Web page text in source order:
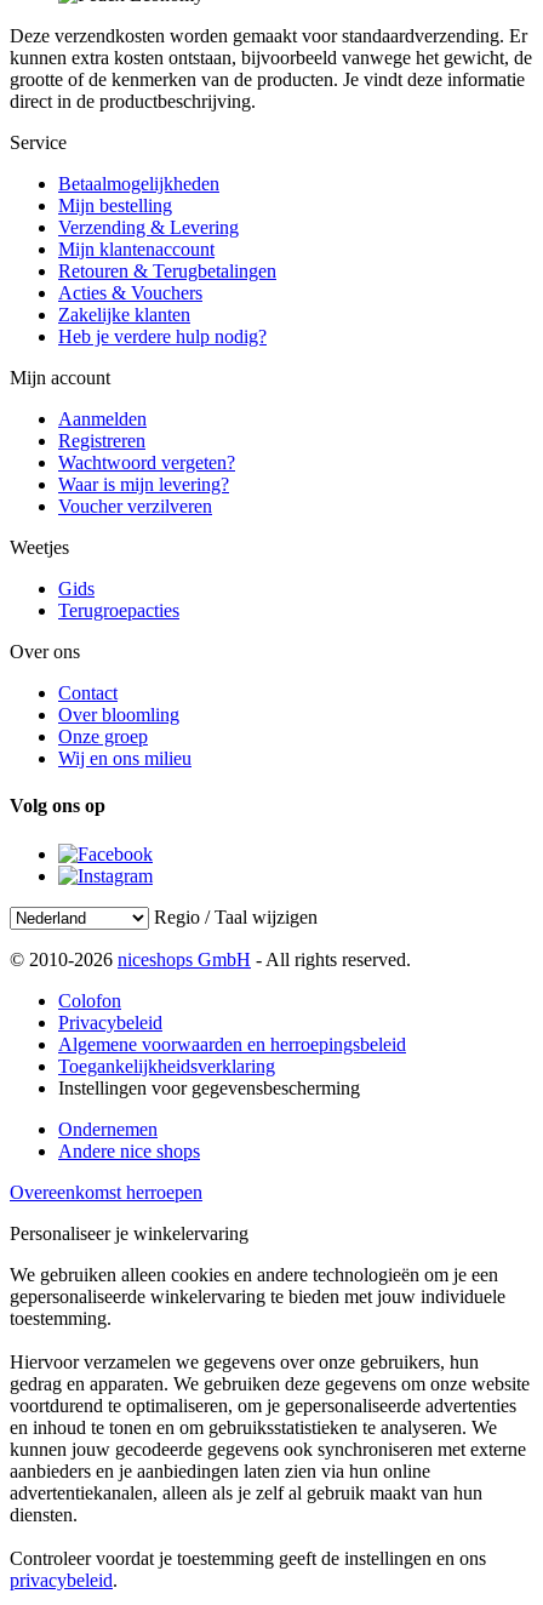
Deze verzendkosten worden gemaakt voor standaardverzending. Er
kunnen extra kosten ontstaan, bijvoorbeeld vanwege het gewicht, de
grootte of de kenmerken van de producten. Je vindt deze informatie
direct in de productbeschrijving.
Service
Betaalmogelijkheden
Mijn bestelling
Verzending & Levering
Mijn klantenaccount
Retouren & Terugbetalingen
Acties & Vouchers
Zakelijke klanten
Heb je verdere hulp nodig?
Mijn account
Aanmelden
Registreren
Wachtwoord vergeten?
Waar is mijn levering?
Voucher verzilveren
Weetjes
Gids
Terugroepacties
Over ons
Contact
Over bloomling
Onze groep
Wij en ons milieu
Volg ons op
Regio / Taal wijzigen
© 2010-2026 niceshops GmbH - All rights reserved.
Colofon
Privacybeleid
Algemene voorwaarden en herroepingsbeleid
Toegankelijkheidsverklaring
Instellingen voor gegevensbescherming
Ondernemen
Andere nice shops
Overeenkomst herroepen
Personaliseer je winkelervaring
We gebruiken alleen cookies en andere technologieën om je een
gepersonaliseerde winkelervaring te bieden met jouw individuele
toestemming.
Hiervoor verzamelen we gegevens over onze gebruikers, hun
gedrag en apparaten. We gebruiken deze gegevens om onze website
voortdurend te optimaliseren, om je gepersonaliseerde advertenties
en inhoud te tonen en om gebruiksstatistieken te analyseren. We
kunnen jouw gecodeerde gegevens ook synchroniseren met externe
aanbieders en je aanbiedingen laten zien via hun online
advertentiekanalen, alleen als je zelf al gebruik maakt van hun
diensten.
Controleer voordat je toestemming geeft de instellingen en ons
privacybeleid.